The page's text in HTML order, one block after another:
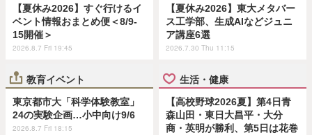
【夏休み2026】すぐ行けるイ
ベント情報おまとめ便＜8/9-
15開催＞
2026.8.7 Fri 19:45
【夏休み2026】東大メタバー
ス工学部、生成AIなどジュニ
ア講座6選
2026.7.30 Thu 11:15
教育イベント
東京都市大「科学体験教室」
24の実験企画…小中向け9/6
2026.8.7 Fri 18:15
生活・健康
【高校野球2026夏】第4日青
森山田・東日大昌平・大分
商・英明が勝利、第5日は花巻